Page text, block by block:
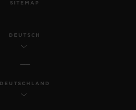
SITEMAP
DEUTSCH
DEUTSCHLAND